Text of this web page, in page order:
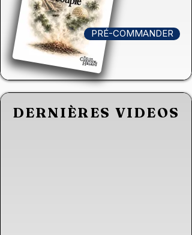
PRÉ-COMMANDER
DERNIÈRES VIDEOS